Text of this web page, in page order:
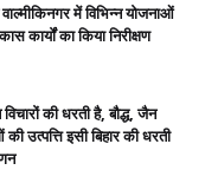
में विभिन्न योजनाओं
कार्यों का किया निरीक्षण
की धरती है, बौद्ध, जैन
उत्पत्ति इसी बिहार की धरती